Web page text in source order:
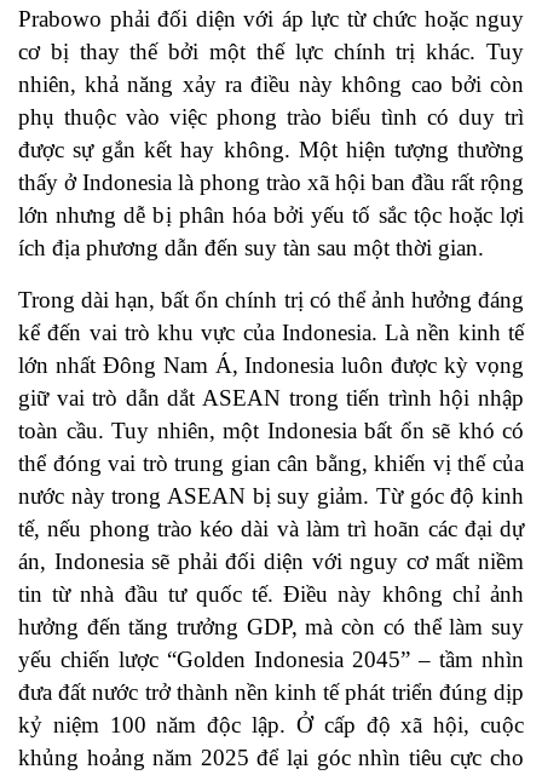
Prabowo phải đối diện với áp lực từ chức hoặc nguy
cơ bị thay thế bởi một thế lực chính trị khác. Tuy
nhiên, khả năng xảy ra điều này không cao bởi còn
phụ thuộc vào việc phong trào biểu tình có duy trì
được sự gắn kết hay không. Một hiện tượng thường
thấy ở Indonesia là phong trào xã hội ban đầu rất rộng
lớn nhưng dễ bị phân hóa bởi yếu tố sắc tộc hoặc lợi
ích địa phương dẫn đến suy tàn sau một thời gian.
Trong dài hạn, bất ổn chính trị có thể ảnh hưởng đáng
kể đến vai trò khu vực của Indonesia. Là nền kinh tế
lớn nhất Đông Nam Á, Indonesia luôn được kỳ vọng
giữ vai trò dẫn dắt ASEAN trong tiến trình hội nhập
toàn cầu. Tuy nhiên, một Indonesia bất ổn sẽ khó có
thể đóng vai trò trung gian cân bằng, khiến vị thế của
nước này trong ASEAN bị suy giảm. Từ góc độ kinh
tế, nếu phong trào kéo dài và làm trì hoãn các đại dự
án, Indonesia sẽ phải đối diện với nguy cơ mất niềm
tin từ nhà đầu tư quốc tế. Điều này không chỉ ảnh
hưởng đến tăng trưởng GDP, mà còn có thể làm suy
yếu chiến lược “Golden Indonesia 2045” – tầm nhìn
đưa đất nước trở thành nền kinh tế phát triển đúng dịp
kỷ niệm 100 năm độc lập. Ở cấp độ xã hội, cuộc
khủng hoảng năm 2025 để lại góc nhìn tiêu cực cho